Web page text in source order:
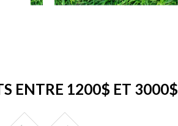
ENTRE 1200$ ET 3000$